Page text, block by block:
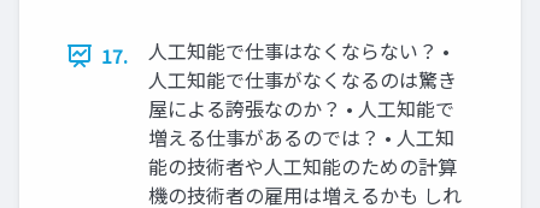
17.
人工知能で仕事はなくならない？ •
人工知能で仕事がなくなるのは驚き
屋による誇張なのか？ • 人工知能で
増える仕事があるのでは？ • 人工知
能の技術者や人工知能のための計算
機の技術者の雇用は増えるかも しれ